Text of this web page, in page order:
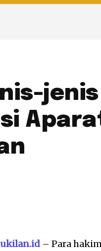
jenis
– Para